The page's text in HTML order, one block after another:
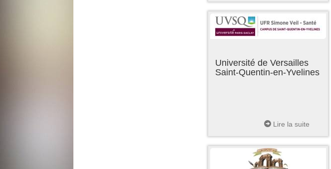
Université de Versailles
Saint-Quentin-en-Yvelines
Lire la suite